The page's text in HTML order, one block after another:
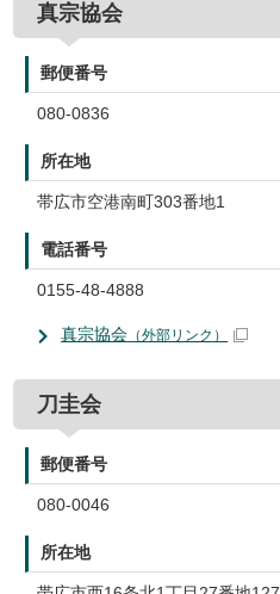
真宗協会
郵便番号
080-0836
所在地
帯広市空港南町303番地1
電話番号
0155-48-4888
真宗協会 （外部リンク）
刀圭会
郵便番号
080-0046
所在地